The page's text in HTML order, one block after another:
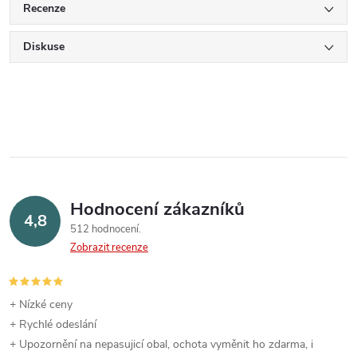
Recenze
Diskuse
4,8 Hodnocení zákazníků
512 hodnocení
Zobrazit recenze
+ Nízké ceny
+ Rychlé odeslání
+ Upozornění na nepasujicí obal, ochota vyměnit ho zdarma, i